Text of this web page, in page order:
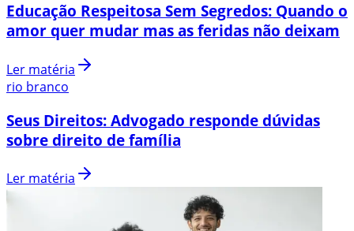
Educação Respeitosa Sem Segredos: Quando o
amor quer mudar mas as feridas não deixam
Ler matéria
rio branco
Seus Direitos: Advogado responde dúvidas
sobre direito de família
Ler matéria